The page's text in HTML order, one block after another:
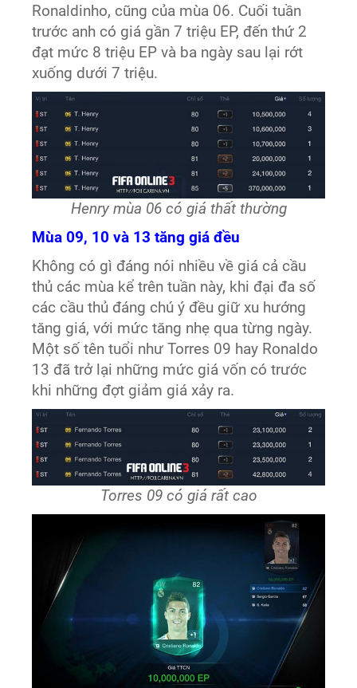
Ronaldinho, cũng của mùa 06. Cuối tuần
trước anh có giá gần 7 triệu EP, đến thứ 2
đạt mức 8 triệu EP và ba ngày sau lại rớt
xuống dưới 7 triệu.
Henry mùa 06 có giá thất thường
Mùa 09, 10 và 13 tăng giá đều
Không có gì đáng nói nhiều về giá cả cầu
thủ các mùa kể trên tuần này, khi đại đa số
các cầu thủ đáng chú ý đều giữ xu hướng
tăng giá, với mức tăng nhẹ qua từng ngày.
Một số tên tuổi như Torres 09 hay Ronaldo
13 đã trở lại những mức giá vốn có trước
khi những đợt giảm giá xảy ra.
Torres 09 có giá rất cao